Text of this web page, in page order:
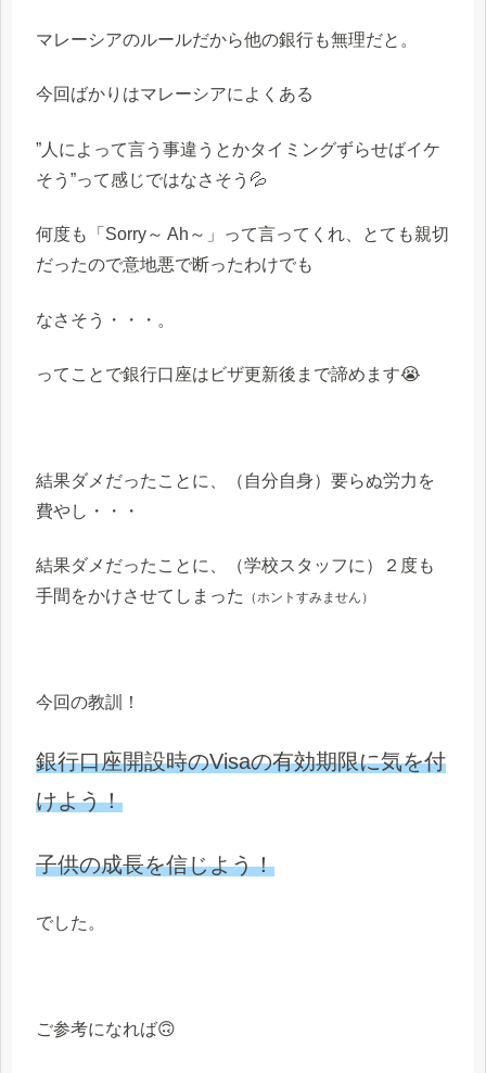
マレーシアのルールだから他の銀行も無理だと。
今回ばかりはマレーシアによくある
”人によって言う事違うとかタイミングずらせばイケ
そう”って感じではなさそう💦
何度も「Sorry～ Ah～」って言ってくれ、とても親切
だったので意地悪で断ったわけでも
なさそう・・・。
ってことで銀行口座はビザ更新後まで諦めます😭
結果ダメだったことに、（自分自身）要らぬ労力を
費やし・・・
結果ダメだったことに、（学校スタッフに）２度も
手間をかけさせてしまった
（ホントすみません）
今回の教訓！
銀行口座開設時のVisaの有効期限に気を付
けよう！
子供の成長を信じよう！
でした。
ご参考になれば🙃